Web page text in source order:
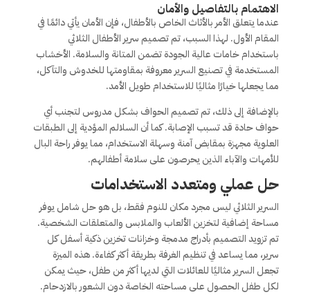
الاهتمام بالتفاصيل والأمان
عندما يتعلق الأمر بالأثاث الخاص بالأطفال، فإن الأمان يأتي دائمًا في
المقام الأول. لهذا السبب، تم تصميم سرير الأطفال الثلاثي
باستخدام خامات عالية الجودة تضمن المتانة والسلامة. الأخشاب
المستخدمة في تصنيع السرير معروفة بمقاومتها للخدوش والتآكل،
مما يجعلها خيارًا مثاليًا للاستخدام طويل الأمد.
بالإضافة إلى ذلك، تم تصميم الحواف بشكل مدروس لتجنب أي
حواف حادة قد تسبب الإصابة. كما أن السلالم المؤدية إلى الطبقات
العلوية مجهزة بمقابض آمنة وسهلة الاستخدام، مما يوفر راحة البال
للأمهات والآباء الذين يحرصون على سلامة أطفالهم.
حل عملي ومتعدد الاستخدامات
السرير الثلاثي ليس مجرد مكان للنوم فقط، بل هو حل شامل يوفر
مساحة إضافية لتخزين الألعاب والملابس والمتعلقات الشخصية.
تم تزويد التصميم بأدراج مدمجة وخزانات تخزين ذكية أسفل كل
سرير، مما يساعد في تنظيم الغرفة بطريقة أكثر كفاءة. هذه الميزة
تجعل السرير مثاليًا للعائلات التي لديها أكثر من طفل، حيث يمكن
لكل طفل الحصول على مساحته الخاصة دون الشعور بالازدحام.